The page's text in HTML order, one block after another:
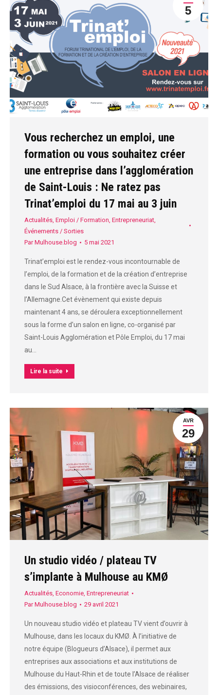
5
Vous recherchez un emploi, une
formation ou vous souhaitez créer
une entreprise dans l’agglomération
de Saint-Louis : Ne ratez pas
Trinat’emploi du 17 mai au 3 juin
Actualités, Emploi / Formation, Entrepreneuriat,
Événements / Sorties
ParMulhouse.blog 5 mai 2021
Trinat’emploi est le rendez-vous incontournable de
l’emploi, de la formation et de la création d’entreprise
dans le Sud Alsace, à la frontière avec la Suisse et
l’Allemagne.Cet évènement qui existe depuis
maintenant 4 ans, se déroulera exceptionnellement
sous la forme d’un salon en ligne, co-organisé par
Saint-Louis Agglomération et Pôle Emploi, du 17 mai
au…
Lire la suite
AVR
29
Un studio vidéo / plateau TV
s’implante à Mulhouse au KMØ
Actualités, Economie, Entrepreneuriat
ParMulhouse.blog 29 avril 2021
Un nouveau studio vidéo et plateau TV vient d’ouvrir à
Mulhouse, dans les locaux du KMØ. À l’initiative de
notre équipe (Blogueurs d’Alsace), il permet aux
entreprises aux associations et aux institutions de
Mulhouse du Haut-Rhin et de toute l’Alsace de réaliser
des émissions, des visioconférences, des webinaires,